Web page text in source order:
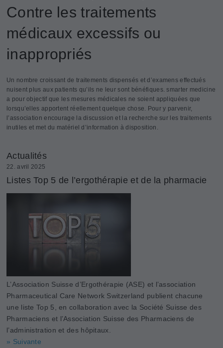
Contre les traitements
médicaux excessifs ou
inappropriés
Un nombre croissant de traitements dispensés et d’examens effectués
nuisent plus aux patients qu’ils ne leur sont bénéfiques. smarter medicine
a pour objectif que les mesures médicales ne soient appliquées que
lorsqu’elles apportent réellement quelque chose. Pour y parvenir,
l’association encourage la discussion et la recherche sur les traitements
inutiles et met du matériel d’information à disposition.
Actualités
22. avril 2025
Listes Top 5 de l’ergothérapie et de la pharmacie
L’Association Suisse d’Ergothérapie (ASE) et l’association
Pharmaceutical Care Network Switzerland publient chacune
une liste Top 5, en collaboration avec la Société Suisse des
Pharmaciens et l’Association Suisse des Pharmaciens de
l’administration et des hôpitaux.
» Suivante